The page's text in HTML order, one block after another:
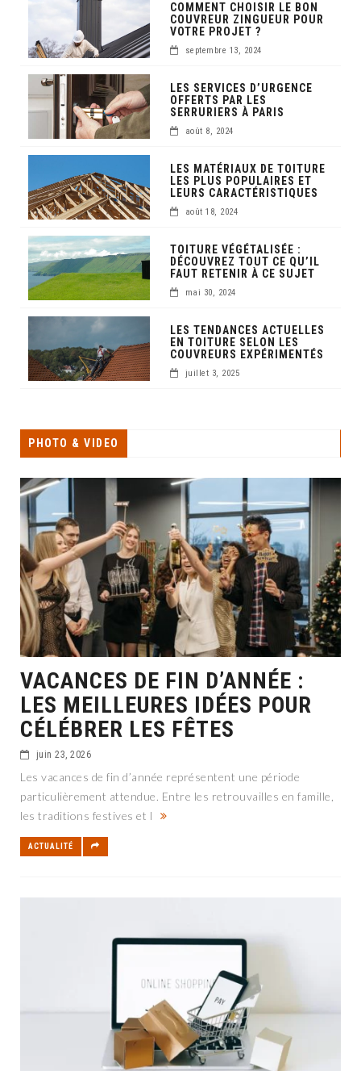
COMMENT CHOISIR LE BON
COUVREUR ZINGUEUR POUR
VOTRE PROJET ?
septembre 13, 2024
LES SERVICES D’URGENCE
OFFERTS PAR LES
SERRURIERS À PARIS
août 8, 2024
LES MATÉRIAUX DE TOITURE
LES PLUS POPULAIRES ET
LEURS CARACTÉRISTIQUES
août 18, 2024
TOITURE VÉGÉTALISÉE :
DÉCOUVREZ TOUT CE QU’IL
FAUT RETENIR À CE SUJET
mai 30, 2024
LES TENDANCES ACTUELLES
EN TOITURE SELON LES
COUVREURS EXPÉRIMENTÉS
juillet 3, 2025
PHOTO & VIDEO
VACANCES DE FIN D’ANNÉE :
LES MEILLEURES IDÉES POUR
CÉLÉBRER LES FÊTES
juin 23, 2026
Les vacances de fin d’année représentent une période
particulièrement attendue. Entre les retrouvailles en famille,
les traditions festives et l
ACTUALITÉ